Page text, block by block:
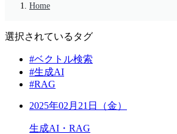
Home
選択されているタグ
#ベクトル検索
#生成AI
#RAG
2025年02月21日（金）
生成AI・RAG